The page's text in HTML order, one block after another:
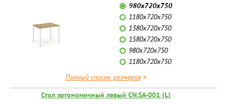
980x720x750
1180x720x750
1380x720x750
1580x720x750
980x720x750
1180x720x750
Полный список размеров»
Стол эргономичный левый CN.SA-001 (L)